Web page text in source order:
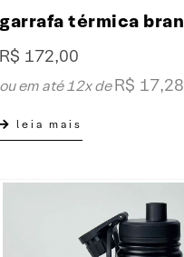
R$ 172,00
ou em até 12x deR$ 17,28
leia mais